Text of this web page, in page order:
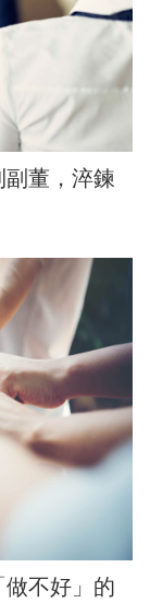
董，淬鍊
不好」的